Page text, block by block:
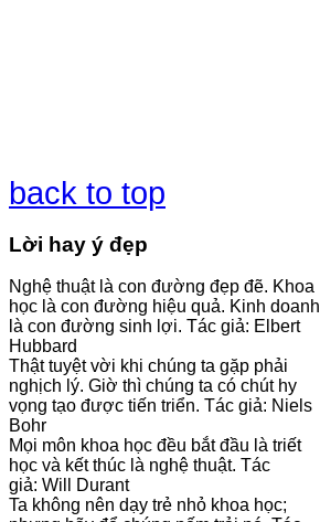
back to top
Lời hay ý đẹp
Nghệ thuật là con đường đẹp đẽ. Khoa
học là con đường hiệu quả. Kinh doanh
là con đường sinh lợi. Tác giả: Elbert
Hubbard
Thật tuyệt vời khi chúng ta gặp phải
nghịch lý. Giờ thì chúng ta có chút hy
vọng tạo được tiến triển. Tác giả: Niels
Bohr
Mọi môn khoa học đều bắt đầu là triết
học và kết thúc là nghệ thuật. Tác
giả: Will Durant
Ta không nên dạy trẻ nhỏ khoa học;